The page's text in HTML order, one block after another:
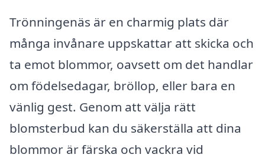
Trönningenäs är en charmig plats där
många invånare uppskattar att skicka och
ta emot blommor, oavsett om det handlar
om födelsedagar, bröllop, eller bara en
vänlig gest. Genom att välja rätt
blomsterbud kan du säkerställa att dina
blommor är färska och vackra vid